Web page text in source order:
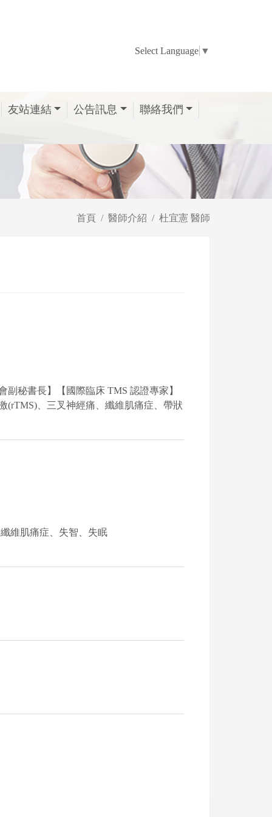
Select Language ▼
友站連結 公告訊息 聯絡我們
首頁 醫師介紹 杜宜憲 醫師
副秘書長】【國際臨床 TMS 認證專家】
(rTMS)、三叉神經痛、纖維肌痛症、帶狀
維肌痛症、失智、失眠